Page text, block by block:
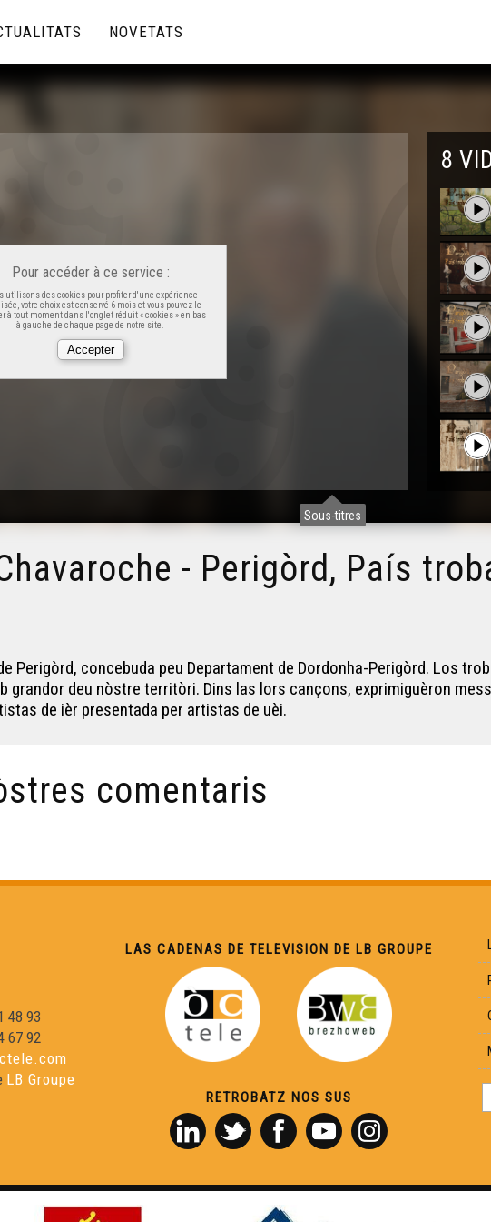
NOVETATS
Sous-titres
Pour accéder à ce service :
utilisons des cookies pour profiter d'une expérience
votre choix est conservé 6 mois et vous pouvez le
à tout moment dans l'onglet réduit « cookies » en bas
à gauche de chaque page de notre site.
8
- Perigòrd, País
Perigòrd, concebuda peu Departament de Dordonha-Perigòrd. Los
grandor deu nòstre territòri. Dins las lors cançons, exprimiguèron
de ièr presentada per artistas de uèi.
comentaris
48 93
67 92
LB Groupe
LAS CADENAS DE TELEVISION DE LB GROUPE
RETROBATZ NOS SUS